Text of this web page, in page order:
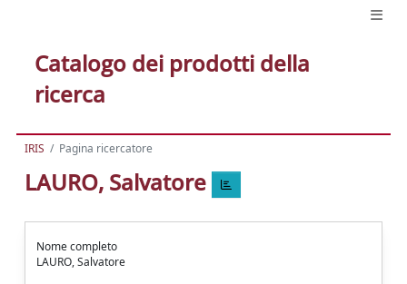
Catalogo dei prodotti della
ricerca
IRIS Pagina ricercatore
LAURO, Salvatore
Nome completo
LAURO, Salvatore